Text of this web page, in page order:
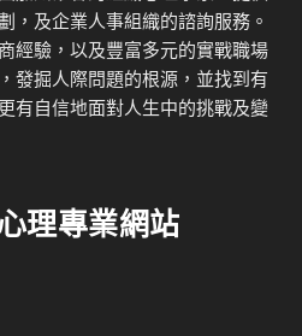
，及企業人事組織的諮詢服務。
經驗，以及豐富多元的實戰職場
發掘人際問題的根源，並找到有
有自信地面對人生中的挑戰及變
理專業網站